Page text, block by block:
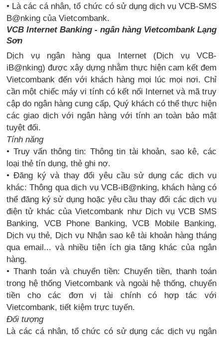
• Là các cá nhân, tổ chức có sử dụng dịch vụ VCB-SMS
B@nking của Vietcombank.
VCB Internet Banking - ngân hàng Vietcombank Lạng
Sơn
Dịch vụ ngân hàng qua Internet (Dịch vụ VCB-
iB@nking) được xây dựng nhằm thực hiện cam kết đem
Vietcombank đến với khách hàng mọi lúc mọi nơi. Chỉ
cần một chiếc máy vi tính có kết nối Internet và mã truy
cập do ngân hàng cung cấp, Quý khách có thể thực hiện
các giao dịch với ngân hàng với tính an toàn bảo mật
tuyệt đối.
Tính năng
• Truy vấn thông tin: Thông tin tài khoản, sao kê, các
loại thẻ tín dụng, thẻ ghi nợ.
• Đăng ký và thay đổi yêu cầu sử dụng các dịch vụ
khác: Thông qua dịch vụ VCB-iB@nking, khách hàng có
thể đăng ký sử dụng hoặc yêu cầu thay đổi các dịch vụ
điện tử khác của Vietcombank như Dịch vụ VCB SMS
Banking, VCB Phone Banking, VCB Mobile Banking,
Dịch vụ thẻ, Dịch vụ Nhận sao kê tài khoản hàng tháng
qua email... và nhiều tiện ích gia tăng khác của ngân
hàng.
• Thanh toán và chuyển tiền: Chuyển tiền, thanh toán
trong hệ thống Vietcombank và ngoài hệ thống, chuyển
tiền cho các đơn vị tài chính có hợp tác với
Vietcombank, tiết kiệm trực tuyến.
Đối tượng
Là các cá nhân, tổ chức có sử dụng các dịch vụ ngân